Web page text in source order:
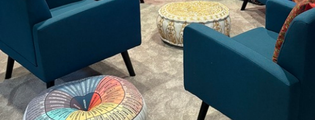
.18$6.71/sq ft 14 $8.80/